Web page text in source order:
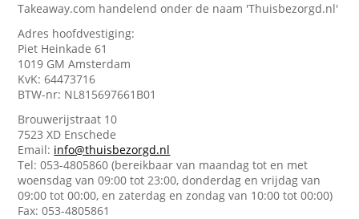
Takeaway.com handelend onder de naam 'Thuisbezorgd.nl'
Adres hoofdvestiging:
Piet Heinkade 61
1019 GM Amsterdam
KvK: 64473716
BTW-nr: NL815697661B01
Brouwerijstraat 10
7523 XD Enschede
Email: info@thuisbezorgd.nl
Tel: 053-4805860 (bereikbaar van maandag tot en met
woensdag van 09:00 tot 23:00, donderdag en vrijdag van
09:00 tot 00:00, en zaterdag en zondag van 10:00 tot 00:00)
Fax: 053-4805861